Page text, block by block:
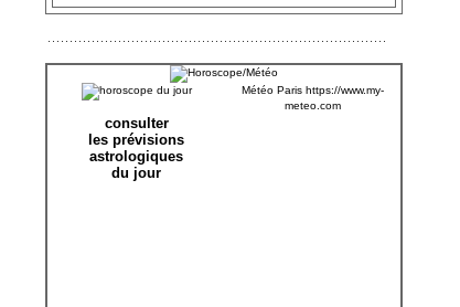
consulter
les prévisions
astrologiques
du jour
Météo Paris https://www.my-
meteo.com